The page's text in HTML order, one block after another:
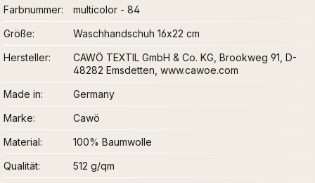
Farbnummer
multicolor - 84
Größe
Waschhandschuh 16x22 cm
Hersteller
CAWÖ TEXTIL GmbH & Co. KG, Brookweg 91, D-
48282 Emsdetten, www.cawoe.com
Made in
Germany
Marke
Cawö
Material
100% Baumwolle
Qualität
512 g/qm